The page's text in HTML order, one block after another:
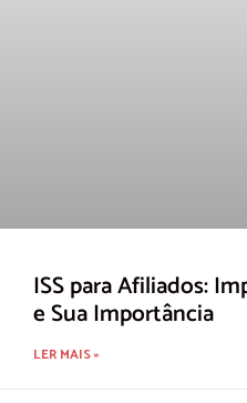
ISS para Afiliados:
e Sua Importância
LER MAIS »